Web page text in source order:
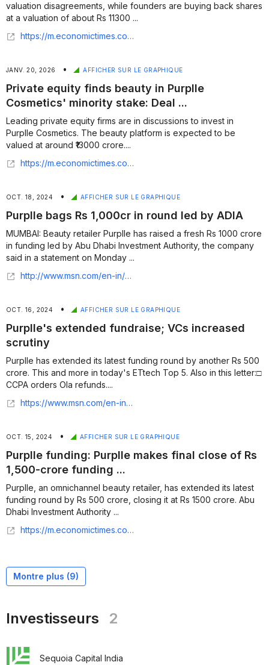
valuation disagreements, while founders are buying back shares
at a valuation of about Rs 11300 ...
https://m.economictimes.com/tech/funding/purplle-pauses-fundraising-talks-as-founders-bag-rs-90-100-crore-stake/articleshow/131753707.cms
JANV. 20, 2026 • AFFICHER SUR LE GRAPHIQUE
Private equity finds beauty in Purplle
Cosmetics' minority stake: Deal ...
Leading private equity firms are in discussions to invest in
Purplle Cosmetics. The beauty platform is expected to be
valued at around ₹13000 crore....
https://m.economictimes.com/industry/cons-products/fmcg/private-equity-finds-beauty-in-purplle-cosmetics-minority-stake-deal-could-value-platform-at-1-5-billion/articleshow/126709729.cms
OCT. 18, 2024 • AFFICHER SUR LE GRAPHIQUE
Purplle bags Rs 1,000cr in round led by ADIA
MUMBAI: Beauty retailer Purplle has raised a fresh Rs 1000 crore
in funding led by Abu Dhabi Investment Authority, the company
said in a statement on Monday ...
http://www.msn.com/en-in/money/topstories/purplle-bags-rs-1-000cr-in-round-led-by-adia/ar-BB1peqaH?ocid=finance-verthp-feeds&apiversion=v2&noservercache=1&domshim=1&renderwebcomponents=1&wcseo=1&batchservertelemetry=1&noservertelemetry=1
OCT. 16, 2024 • AFFICHER SUR LE GRAPHIQUE
Purplle's extended fundraise; VCs increased
scrutiny
Purplle has extended its latest funding round by another Rs 500
crore. This and more in today's ETtech Top 5. Also in this letter:□
CCPA orders Ola refunds....
https://www.msn.com/en-in/money/news/purplle-s-extended-fundraise-vcs-increased-scrutiny/ar-AA1seXlU
OCT. 15, 2024 • AFFICHER SUR LE GRAPHIQUE
Purplle funding: Purplle makes final close of Rs
1,500-crore funding ...
Purplle, an omnichannel beauty retailer, has extended its latest
funding round by Rs 500 crore, closing it at Rs 1500 crore. Abu
Dhabi Investment Authority ...
https://m.economictimes.com/tech/funding/purplle-makes-final-close-of-rs-1500-crore-funding-in-round-led-by-abu-dhabi-investment-authority/articleshow/114210515.cms
Montre plus (9)
Investisseurs 2
Sequoia Capital India